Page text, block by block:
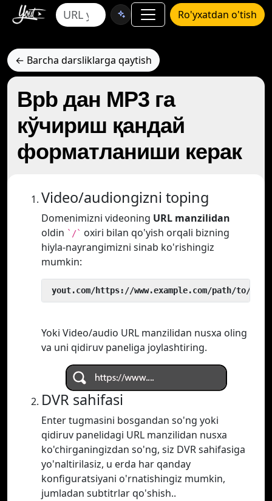
Ro'yxatdan o'tish
← Barcha darsliklarga qaytish
Bpb дан MP3 га
кўчириш қандай
форматланиши керак
Video/audiongizni toping
Domenimizni videoning URL manzilidan
oldin `/` oxiri bilan qo'yish orqali bizning
hiyla-nayrangimizni sinab ko'rishingiz
mumkin:
yout.com/https://www.example.com/path/to/
Yoki Video/audio URL manzilidan nusxa oling
va uni qidiruv paneliga joylashtiring.
DVR sahifasi
Enter tugmasini bosgandan so'ng yoki
qidiruv panelidagi URL manzilidan nusxa
ko'chirganingizdan so'ng, siz DVR sahifasiga
yo'naltirilasiz, u erda har qanday
konfiguratsiyani o'rnatishingiz mumkin,
jumladan subtitrlar qo'shish..